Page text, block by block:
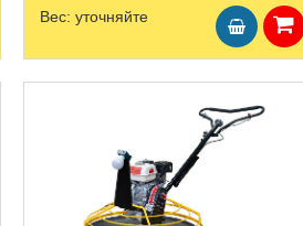
Вес: уточняйте